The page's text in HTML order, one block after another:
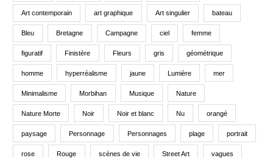
Art contemporain art graphique Art singulier bateau
Bleu Bretagne Campagne ciel femme
figuratif Finistère Fleurs gris géométrique
homme hyperréalisme jaune Lumière mer
Minimalisme Morbihan Musique Nature
Nature Morte Noir Noir et blanc Nu orangé
paysage Personnage Personnages plage portrait
rose Rouge scènes de vie Street Art vagues